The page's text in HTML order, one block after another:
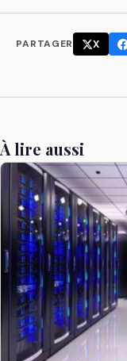
PARTAGER X
À lire aussi